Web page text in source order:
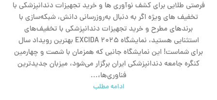
فرصتی طلایی برای کشف نوآوری‌ ها و خرید تجهیزات دندانپزشکی با
تخفیف‌ های ویژه اگر به دنبال به‌روزرسانی دانش، شبکه‌سازی با
برندهای مطرح و خرید تجهیزات دندانپزشکی با تخفیف‌های
استثنایی هستید، نمایشگاه EXCIDA ۲۰۲۵ بهترین رویداد سال
برای شماست! این نمایشگاه جانبی که همزمان با شصت و چهارمین
کنگره جامعه دندانپزشکی ایران برگزار می‌شود، میزبان جدیدترین
فناوری‌ها،...
ادامه مطلب